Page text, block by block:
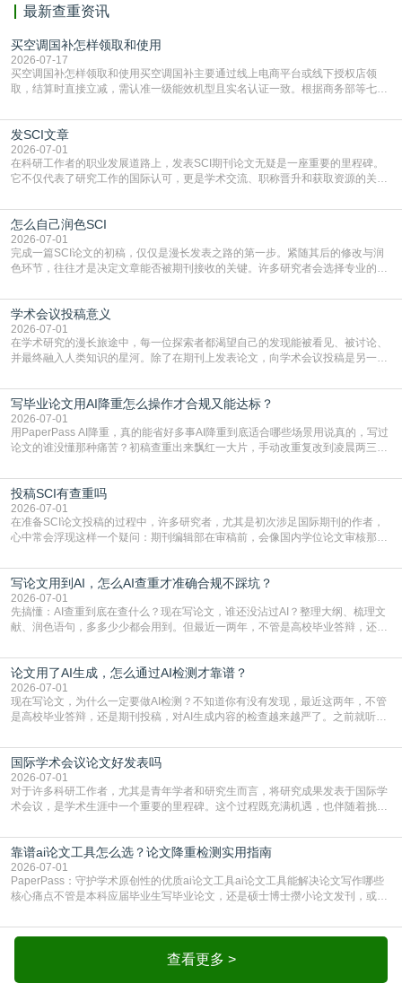
最新查重资讯
买空调国补怎样领取和使用
2026-07-17
买空调国补怎样领取和使用买空调国补主要通过线上电商平台或线下授权店领
取，结算时直接立减‌，需认准一级能效机型且实名认证一致。根据商务部等七部
能领到补贴首选‌京东APP‌搜索专属口令(如【家电补贴1637】、【国补立省
4949】等，口令会随活动更新，以页面显示为准)进入补贴专场。淘宝/天猫也可
复制粘贴【8$FKFGgJq
发SCI文章
2026-07-01
在科研工作者的职业发展道路上，发表SCI期刊论文无疑是一座重要的里程碑。
它不仅代表了研究工作的国际认可，更是学术交流、职称晋升和获取资源的关键
战与困惑。从选题立意到投稿回应，每一步都需要精心的策略与扎实的工作。本
篇AEIC学术交流中心小编就为大家介绍“发SCI文章”。一、精准定位是成功的第
一步发表SCI文章，首要解决的问题是“投
怎么自己润色SCI
2026-07-01
完成一篇SCI论文的初稿，仅仅是漫长发表之路的第一步。紧随其后的修改与润
色环节，往往才是决定文章能否被期刊接收的关键。许多研究者会选择专业的语
质量，更能在此过程中深化对学术写作的理解。如何系统、高效地打磨自己的论
文，使其在语言和学术表达上更符合国际期刊的要求，是每位研究者值得投入学
习的技能。本篇AEIC学术交流中心小编就为大家介
学术会议投稿意义
2026-07-01
在学术研究的漫长旅途中，每一位探索者都渴望自己的发现能被看见、被讨论、
并最终融入人类知识的星河。除了在期刊上发表论文，向学术会议投稿是另一个
广阔学术天地的大门，连接着个体研究与社会网络。本篇AEIC学术交流中心小编
就为大家介绍“学术会议投稿意义”。一、加速研究成果的传播与反馈学术会议通
常具有周期短、时效性强的特点。相比期刊漫长的
写毕业论文用AI降重怎么操作才合规又能达标？
2026-07-01
用PaperPass AI降重，真的能省好多事AI降重到底适合哪些场景用说真的，写过
论文的谁没懂那种痛苦？初稿查重出来飘红一大片，手动改重复改到凌晨两三
到秃头。这时候靠谱的AI降重真的就是救命稻草，选对工具，半天就能搞定你两
三天都做不完的事。不是所有人都需要用AI降重，但如果你符合下面这些场景，
真的可以试试：初稿写完重复率远超要
投稿SCI有查重吗
2026-07-01
在准备SCI论文投稿的过程中，许多研究者，尤其是初次涉足国际期刊的作者，
心中常会浮现这样一个疑问：期刊编辑部在审稿前，会像国内学位论文审核那
论文的初审通过率。实际上，SCI期刊对重复内容的审查是严谨投稿流程中不可
或缺的一环。本篇AEIC学术交流中心小编就为大家介绍“投稿SCI有查重吗”。
一、查重是标准流程答案是明确的：绝大多数S
写论文用到AI，怎么AI查重才准确合规不踩坑？
2026-07-01
先搞懂：AI查重到底在查什么？现在写论文，谁还没沾过AI？整理大纲、梳理文
献、润色语句，多多少少都会用到。但最近一两年，不管是高校毕业答辩，还是
须加做AI查重。很多人分不清，AI查重和普通查重到底有啥区别？这里说透：普
通查重查的是你的文字和已公开文献的重复比例，防的是抄袭；AI查重查的是你
的内容里，有多少是AI生成的，防的是过
论文用了AI生成，怎么通过AI检测才靠谱？
2026-07-01
现在写论文，为什么一定要做AI检测？不知道你有没有发现，最近这两年，不管
是高校毕业答辩，还是期刊投稿，对AI生成内容的检查越来越严了。之前就听身
要求修改，还差点被判定学术不规范，真的太冤了。现在国内多数高校和核心期
刊，都已经明确出台了相关规定：如果使用AI生成内容辅助写作，必须明确标
注，未标注的AI生成内容会被认定为不符合学
国际学术会议论文好发表吗
2026-07-01
对于许多科研工作者，尤其是青年学者和研究生而言，将研究成果发表于国际学
术会议，是学术生涯中一个重要的里程碑。这个过程既充满机遇，也伴随着挑
疑问：国际学术会议论文到底好不好发表？其价值和难度究竟如何衡量。本篇
AEIC学术交流中心小编就为大家介绍“国际学术会议论文好发表吗”。一、会议论
文发表的相对优势与期刊论文相比，国际会议论文的发
靠谱ai论文工具怎么选？论文降重检测实用指南
2026-07-01
PaperPass：守护学术原创性的优质ai论文工具ai论文工具能解决论文写作哪些
核心痛点不管是本科应届毕业生写毕业论文，还是硕士博士攒小论文发刊，或是
自己逐句读逐句改，熬好几个大夜不说，还经常改不到点上，交上去才发现重复
率超标，再返工太折腾。现在有了成熟的ai论文工具，这些痛点基本都能高效解
决。靠谱的ai论文工具，不止能帮你梳查看更多 >